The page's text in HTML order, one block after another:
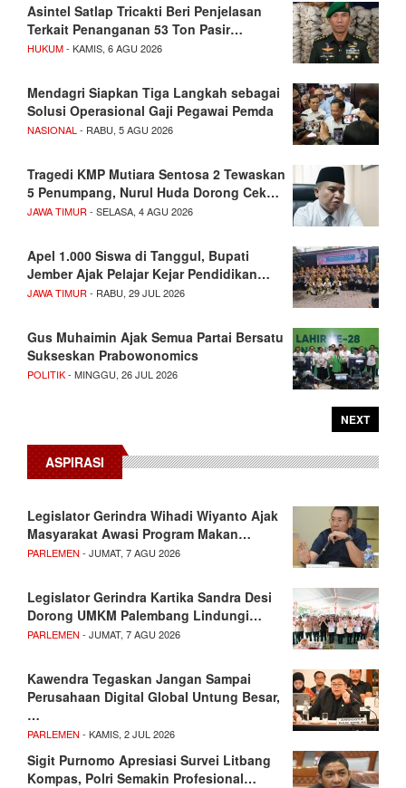
Asintel Satlap Tricakti Beri Penjelasan
Terkait Penanganan 53 Ton Pasir…
HUKUM- KAMIS, 6 AGU 2026
Mendagri Siapkan Tiga Langkah sebagai
Solusi Operasional Gaji Pegawai Pemda
NASIONAL - RABU, 5 AGU 2026
Tragedi KMP Mutiara Sentosa 2 Tewaskan
5 Penumpang, Nurul Huda Dorong Cek…
JAWA TIMUR - SELASA, 4 AGU 2026
Apel 1.000 Siswa di Tanggul, Bupati
Jember Ajak Pelajar Kejar Pendidikan…
JAWA TIMUR - RABU, 29 JUL 2026
Gus Muhaimin Ajak Semua Partai Bersatu
Sukseskan Prabowonomics
POLITIK- MINGGU, 26 JUL 2026
NEXT
ASPIRASI
Legislator Gerindra Wihadi Wiyanto Ajak
Masyarakat Awasi Program Makan…
PARLEMEN - JUMAT, 7 AGU 2026
Legislator Gerindra Kartika Sandra Desi
Dorong UMKM Palembang Lindungi…
PARLEMEN - JUMAT, 7 AGU 2026
Kawendra Tegaskan Jangan Sampai
Perusahaan Digital Global Untung Besar,
…
PARLEMEN - KAMIS, 2 JUL 2026
Sigit Purnomo Apresiasi Survei Litbang
Kompas, Polri Semakin Profesional…